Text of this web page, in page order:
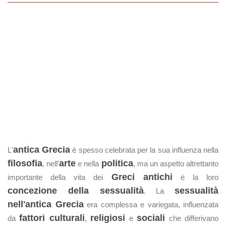
L'antica Grecia è spesso celebrata per la sua influenza nella
filosofia, nell'arte e nella politica, ma un aspetto altrettanto
importante della vita dei Greci antichi è la loro
concezione della sessualità. La sessualità
nell'antica Greciaera complessa e variegata, influenzata
dafattori culturali, religiosi esociali che differivano